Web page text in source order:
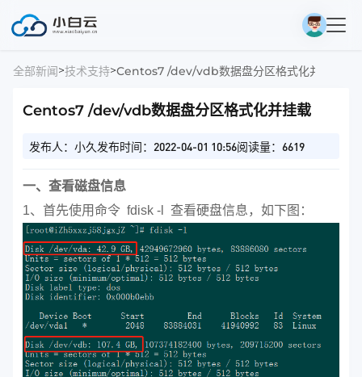
全部新闻>技术支持>Centos7 /dev/vdb数据盘分区格式化并挂载
Centos7 /dev/vdb数据盘分区格式化并挂载
发布人：小久 发布时间：2022-04-01 10:56阅读量：6619
一、查看磁盘信息
1、首先使用命令 fdisk -l 查看硬盘信息，如下图：